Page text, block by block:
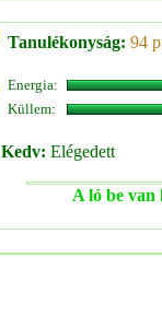
Tanulékonyság: 94
Energia:
Küllem:
Kedv: Elégedett
A ló be van